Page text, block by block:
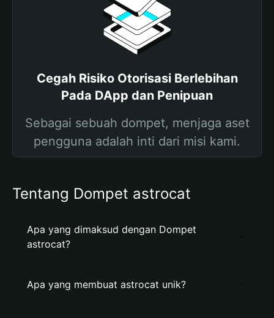
Cegah Risiko Otorisasi Berlebihan
Pada DApp dan Penipuan
Sebagai sebuah dompet, menjaga aset
pengguna adalah inti dari misi kami.
Tentang Dompet astrocat
Apa yang dimaksud dengan Dompet
astrocat?
Apa yang membuat astrocat unik?